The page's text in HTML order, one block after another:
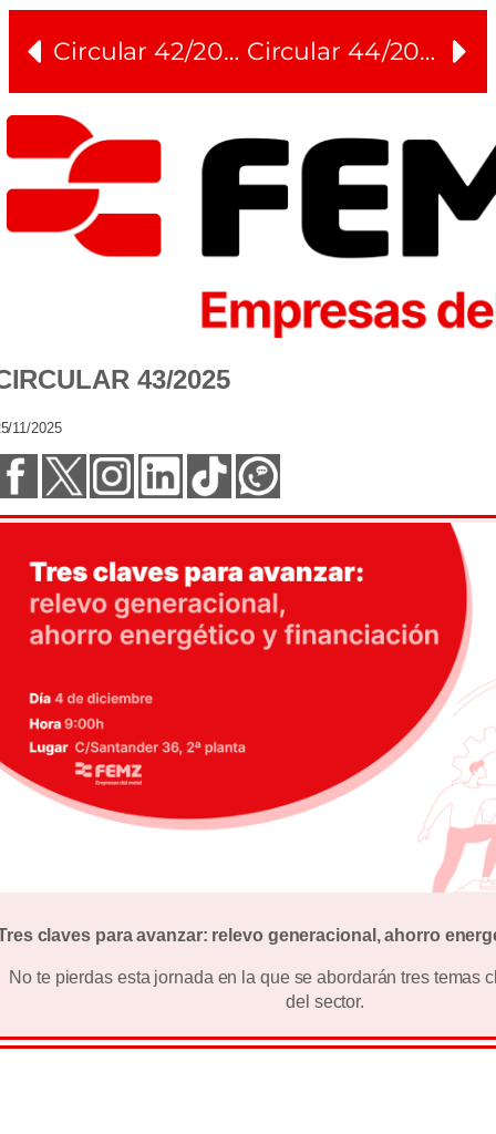
Circular 42/2025 Circular 44/2025
43/2025
11/2025
claves para avanzar: relevo generacional, ahorro
No te pierdas esta jornada en la que se abordarán tres temas
del sector.